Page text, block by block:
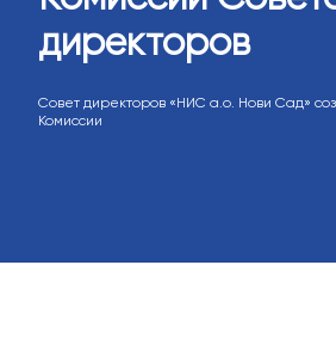
директоров
Совет директоров «НИС а.o. Нови Сад»
Комиссии